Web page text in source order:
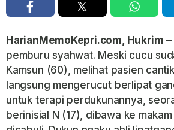
HarianMemoKepri.com, Hukrim –
pemburu syahwat. Meski cucu
Kamsun (60), melihat pasien
langsung mengerucut berlipat
untuk terapi perdukunannya,
berinisial N (17), dibawa ke